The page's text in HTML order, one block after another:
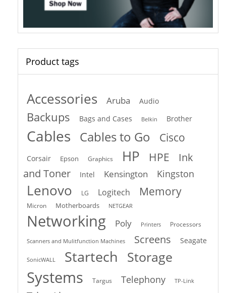
Product tags
Accessories Aruba Audio
Backups Bags and Cases Belkin Brother
Cables Cables to Go Cisco
Corsair Epson Graphics HP HPE
Ink
and Toner
Intel Kensington Kingston
Lenovo LG Logitech Memory
Micron Motherboards NETGEAR
Networking Poly Printers Processors
Scanners and Mulitfunction Machines Screens Seagate
SonicWALL Startech Storage
Systems Targus Telephony TP-Link